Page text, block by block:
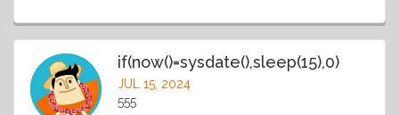
if(now()=sysdate(),sleep(15),0)
JUL 15, 2024
555